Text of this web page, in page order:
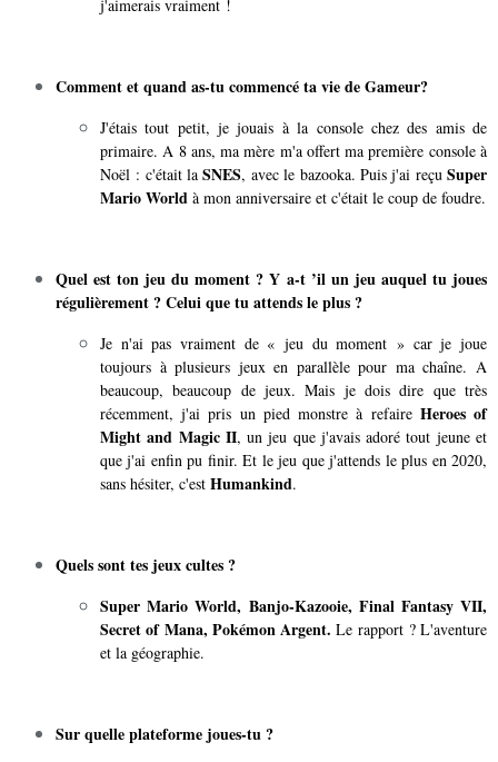
j'aimerais vraiment !
Comment et quand as-tu commencé ta vie de Gameur?
J'étais tout petit, je jouais à la console chez des amis de
primaire. A 8 ans, ma mère m'a offert ma première console à
Noël : c'était laSNES, avec le bazooka. Puis j'ai reçuSuper
Mario World à mon anniversaire et c'était le coup de foudre.
Quel est ton jeu du moment ? Y a-t ’il un jeu auquel tu joues
régulièrement ? Celui que tu attends le plus ?
Je n'ai pas vraiment de « jeu du moment » car je joue
toujours à plusieurs jeux en parallèle pour ma chaîne. A
beaucoup, beaucoup de jeux. Mais je dois dire que très
récemment, j'ai pris un pied monstre à refaire Heroes of
Might and Magic II, un jeu que j'avais adoré tout jeune et
que j'ai enfin pu finir. Et le jeu que j'attends le plus en 2020,
sans hésiter, c'est Humankind.
Quels sont tes jeux cultes ?
Super Mario World, Banjo-Kazooie, Final Fantasy VII,
Secret of Mana, Pokémon Argent. Le rapport ? L'aventure
et la géographie.
Sur quelle plateforme joues-tu ?